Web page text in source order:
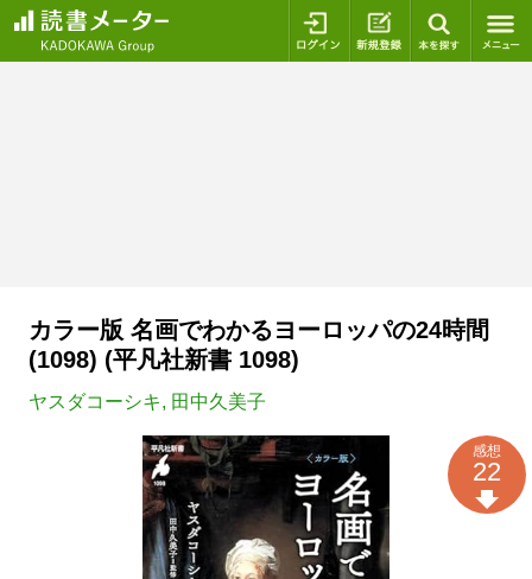
ログイン 新規登録
カラー版 名画でわかるヨーロッパの24時間
(1098) (平凡社新書 1098)
ヤスダコーシキ, 田中久美子
感想
22